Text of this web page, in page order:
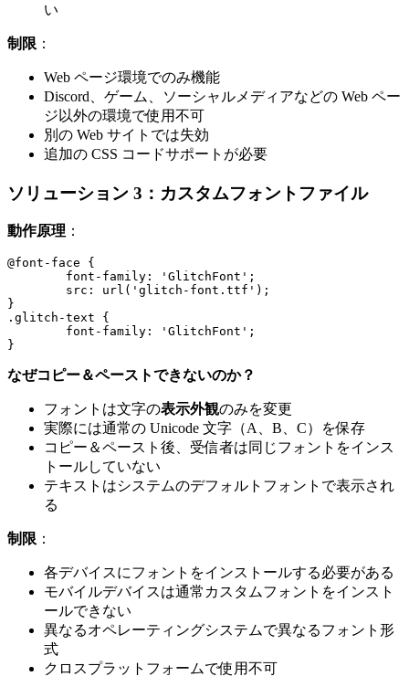
い
制限 ：
Web ページ環境でのみ機能
Discord、ゲーム、ソーシャルメディアなどの Web ペー
ジ以外の環境で使用不可
別の Web サイトでは失効
追加の CSS コードサポートが必要
ソリューション 3：カスタムフォントファイル
動作原理 ：
@font-face {
}
.glitch-text {
なぜコピー＆ペーストできないのか？
フォントは文字の表示外観のみを変更
実際には通常の Unicode 文字（A、B、C）を保存
コピー＆ペースト後、受信者は同じフォントをインス
トールしていない
テキストはシステムのデフォルトフォントで表示され
る
制限 ：
各デバイスにフォントをインストールする必要がある
モバイルデバイスは通常カスタムフォントをインスト
ールできない
異なるオペレーティングシステムで異なるフォント形
式
クロスプラットフォームで使用不可